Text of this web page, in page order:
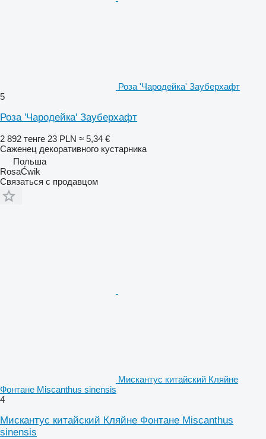
Роза 'Чародейка' Зауберхафт
5
Роза 'Чародейка' Зауберхафт
2 892 тенге 23 PLN ≈ 5,34 €
Саженец декоративного кустарника
Польша
RosaĆwik
Связаться с продавцом
Мискантус китайский Кляйне
Фонтане Miscanthus sinensis
4
Мискантус китайский Кляйне Фонтане Miscanthus
sinensis